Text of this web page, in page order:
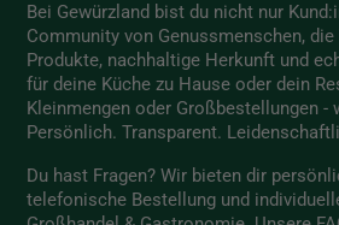
Bei Gewürzland bist du nicht nur
Community von Genussmenschen,
Produkte, nachhaltige Herkunft und
für deine Küche zu Hause oder dein
Kleinmengen oder Großbestellungen -
Persönlich. Transparent.
Du hast Fragen? Wir bieten dir
telefonische Bestellung und